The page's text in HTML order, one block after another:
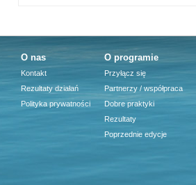
O nas
Kontakt
Rezultaty działań
Polityka prywatności
O programie
Przyłącz się
Partnerzy / współpraca
Dobre praktyki
Rezultaty
Poprzednie edycje